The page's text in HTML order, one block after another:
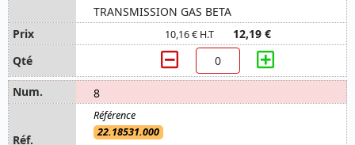
TRANSMISSION GAS BETA
10,16 € H.T 12,19 €
8
22.18531.000